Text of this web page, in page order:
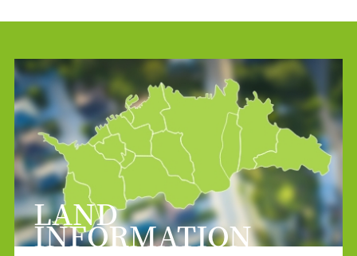
LAND
INFORMATION